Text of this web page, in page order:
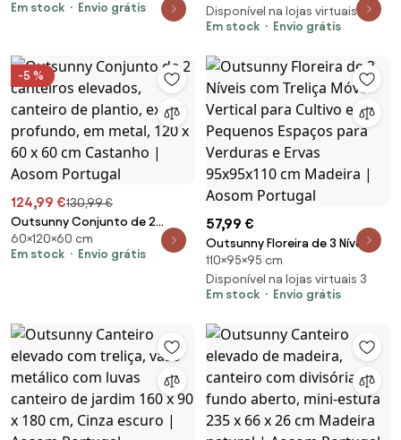
para Horta Jardineira a 2 Níveis
Em stock Envio grátis
Malha Ergonómica Apoio
Braços Dobrável Conforto
Preto | Aosom Portugal
Disponível na lojas virtuais 2
Em stock
Envio grátis
-5 %
124,99 €130,99 €
Outsunny Conjunto de 2
canteiros elevados, canteiro
de plantio, extra profundo, em
60×120×60 cm
Em stock
Envio grátis
57,99 €
Outsunny Floreira de 3 Níveis
com Treliça Móvel Vertical para
Cultivo em Pequenos Espaços
para Verduras e Ervas 95x95x110
110×95×95 cm
Disponível na lojas virtuais 3
Em stock
Envio grátis